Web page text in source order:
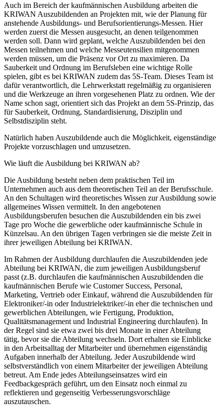
Auch im Bereich der kaufmännischen Ausbildung arbeiten die
KRIWAN Auszubildenden an Projekten mit, wie der Planung für
anstehende Ausbildungs- und Berufsorientierungs-Messen. Hier
werden zuerst die Messen ausgesucht, an denen teilgenommen
werden soll. Dann wird geplant, welche Auszubildenden bei den
Messen teilnehmen und welche Messeutensilien mitgenommen
werden müssen, um die Präsenz vor Ort zu maximieren. Da
Sauberkeit und Ordnung im Berufsleben eine wichtige Rolle
spielen, gibt es bei KRIWAN zudem das 5S-Team. Dieses Team ist
dafür verantwortlich, die Lehrwerkstatt regelmäßig zu organisieren
und die Werkzeuge an ihren vorgesehenen Platz zu ordnen. Wie der
Name schon sagt, orientiert sich das Projekt an dem 5S-Prinzip, das
für Sauberkeit, Ordnung, Standardisierung, Disziplin und
Selbstdisziplin steht.
Natürlich haben Auszubildende auch die Möglichkeit, eigenständige
Projekte vorzuschlagen und umzusetzen.
Wie läuft die Ausbildung bei KRIWAN ab?
Die Ausbildung besteht neben dem praktischen Teil im
Unternehmen auch aus dem theoretischen Teil an der Berufsschule.
An den Schultagen wird theoretisches Wissen zur Ausbildung sowie
allgemeines Wissen vermittelt. In den angebotenen
Ausbildungsberufen besuchen die Auszubildenden ein bis zwei
Tage pro Woche die gewerbliche oder kaufmännische Schule in
Künzelsau. An den übrigen Tagen verbringen sie die meiste Zeit in
ihrer jeweiligen Abteilung bei KRIWAN.
Im Rahmen der Ausbildung durchlaufen die Auszubildenden jede
Abteilung bei KRIWAN, die zum jeweiligen Ausbildungsberuf
passt (z.B. durchlaufen die kaufmännischen Auszubildenden die
kaufmännischen Berufe wie Customer Success, Personal,
Marketing, Vertrieb oder Einkauf, während die Auszubildenden für
Elektroniker/-in oder Industrielektriker/-in eher die technischen und
gewerblichen Abteilungen, wie Fertigung, Produktion,
Qualitätsmanagement und Industrial Engineering durchlaufen). In
der Regel sind sie etwa zwei bis drei Monate in einer Abteilung
tätig, bevor sie die Abteilung wechseln. Dort erhalten sie Einblicke
in den Arbeitsalltag der Mitarbeiter und übernehmen eigenständig
Aufgaben innerhalb der Abteilung. Jeder Auszubildende wird
selbstverständlich von einem Mitarbeiter der jeweiligen Abteilung
betreut. Am Ende jedes Abteilungseinsatzes wird ein
Feedbackgespräch geführt, um den Einsatz noch einmal zu
reflektieren und gegenseitig Verbesserungsvorschläge
auszutauschen.